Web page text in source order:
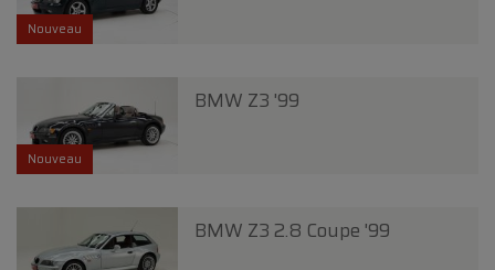
Nouveau
Nouveau
BMW Z3 '99
BMW Z3 2.8 Coupe '99